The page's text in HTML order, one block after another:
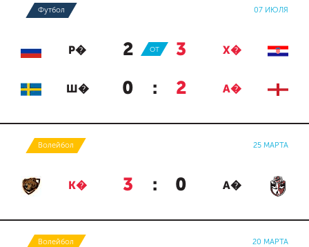
Футбол 07 ИЮЛЯ
Р� 2 : 3 Х�
ОТ
Ш� 0 : 2 А�
Волейбол 25 МАРТА
К� 3 : 0 А�
Волейбол 20 МАРТА